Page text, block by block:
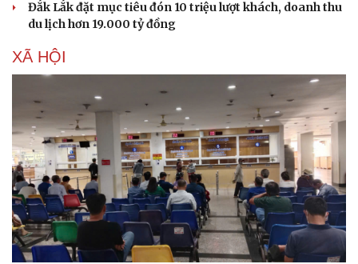
Âm nhạc
Sao Việt
Đắk Lắk đặt mục tiêu đón 10 triệu lượt khách, doanh thu
du lịch hơn 19.000 tỷ đồng
XÃ HỘI